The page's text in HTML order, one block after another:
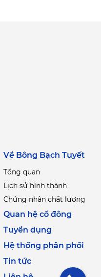
Về Bông Bạch Tuyết
Tổng quan
Lịch sử hình thành
Chứng nhận chất lượng
Quan hệ cổ đông
Tuyển dụng
Hệ thống phân phối
Tin tức